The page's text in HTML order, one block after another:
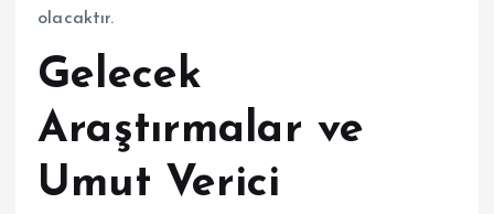
olacaktır.
Gelecek
Araştırmalar ve
Umut Verici